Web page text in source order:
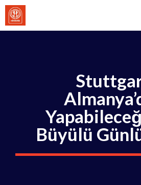
İçeriğe
atla
Büyülü